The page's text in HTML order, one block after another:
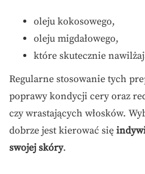
oleju kokosowego,
oleju migdałowego,
które skutecznie
Regularne stosowanie tych
poprawy kondycji cery oraz
czy wrastających włosków.
dobrze jest kierować się
swojej skóry.